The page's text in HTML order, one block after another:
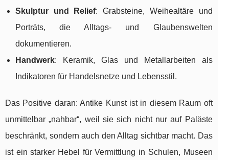
Skulptur und Relief: Grabsteine, Weihealtäre und
Porträts, die Alltags- und Glaubenswelten
dokumentieren.
Handwerk: Keramik, Glas und Metallarbeiten als
Indikatoren für Handelsnetze und Lebensstil.
Das Positive daran: Antike Kunst ist in diesem Raum oft
unmittelbar „nahbar“, weil sie sich nicht nur auf Paläste
beschränkt, sondern auch den Alltag sichtbar macht. Das
ist ein starker Hebel für Vermittlung in Schulen, Museen